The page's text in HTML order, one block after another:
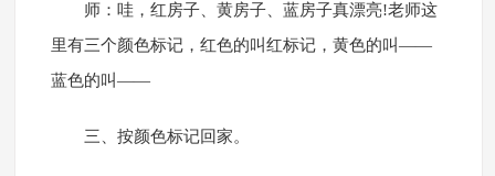
师：哇，红房子、黄房子、蓝房子真漂亮!老师这
里有三个颜色标记，红色的叫红标记，黄色的叫——
蓝色的叫——
三、按颜色标记回家。